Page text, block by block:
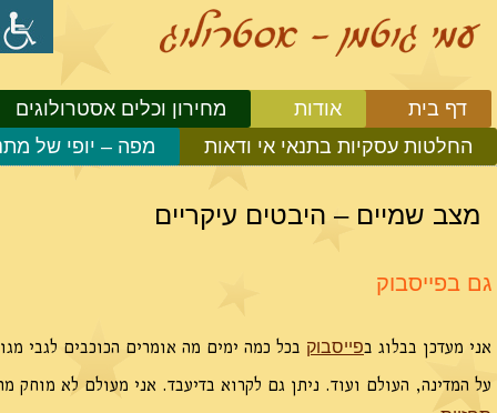
דף בית אודות
מחירון וכלים אסטרולוגים
החלטות עסקיות בתנאי אי ודאות
מפה – יופי של
מצב שמיים – היבטים עיקריים
גם בפייסבוק
אני מעדכן בבלוג בפייסבוק בכל כמה ימים מה אומרים הכוכבים לגבי
על המדינה, העולם ועוד. ניתן גם לקרוא בדיעבד. אני מעולם לא